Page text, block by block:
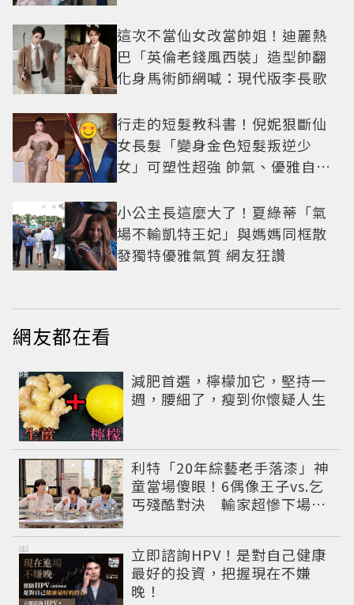
這次不當仙女改當帥姐！迪麗熱
巴「英倫老錢風西裝」造型帥翻
化身馬術師網喊：現代版李長歌
行走的短髮教科書！倪妮狠斷仙
女長髮「變身金色短髮叛逆少
女」可塑性超強 帥氣、優雅自由
小公主長這麼大了！夏綠蒂「氣
場不輸凱特王妃」與媽媽同框散
發獨特優雅氣質 網友狂讚
網友都在看
減肥首選，檸檬加它，堅持一
週，腰細了，瘦到你懷疑人生
PR
利特「20年綜藝老手落漆」神
童當場傻眼！6偶像王子vs.乞
丐殘酷對決 輸家超慘下場出
立即諮詢HPV！是對自己健康
最好的投資，把握現在不嫌
晚！
PR